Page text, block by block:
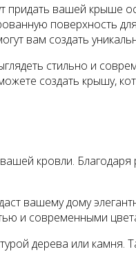
придать вашей крыше
поверхность
вам создать
стильно и
создать крышу,
кровли.
вашему дому
и современными
дерева или камня.